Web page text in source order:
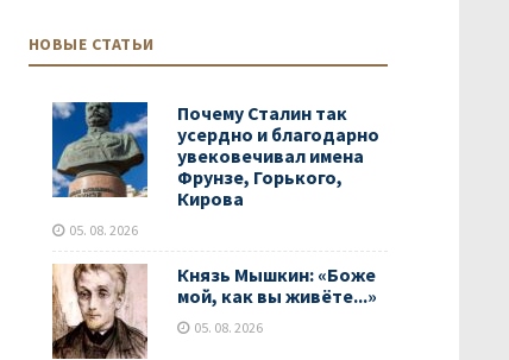
НОВЫЕ СТАТЬИ
Почему Сталин так
усердно и благодарно
увековечивал имена
Фрунзе, Горького,
Кирова
05. 08. 2026
Князь Мышкин: «Боже
мой, как вы живёте...»
05. 08. 2026